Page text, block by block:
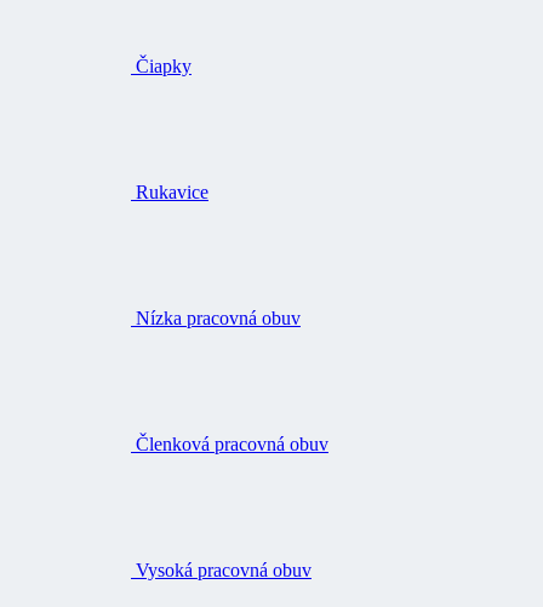
Čiapky
Rukavice
Nízka pracovná obuv
Členková pracovná obuv
Vysoká pracovná obuv